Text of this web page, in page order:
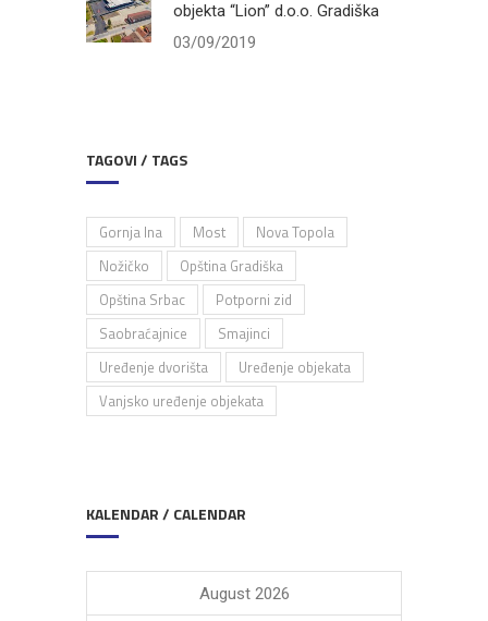
objekta “Lion” d.o.o. Gradiška
03/09/2019
TAGOVI / TAGS
Gornja Ina Most
Nova Topola
Nožičko
Opština Gradiška
Opština Srbac
Potporni zid
Saobraćajnice
Smajinci
Uređenje dvorišta
Uređenje objekata
Vanjsko uređenje objekata
KALENDAR / CALENDAR
August 2026